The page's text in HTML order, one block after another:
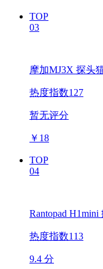
TOP
03
摩加MJ3X 探头
热度指数127
暂无评分
￥ 18
TOP
04
Rantopad H1mini
热度指数113
9.4 分